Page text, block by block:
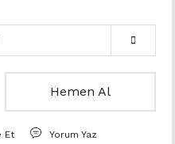
Hemen Al
Et Yorum Yaz